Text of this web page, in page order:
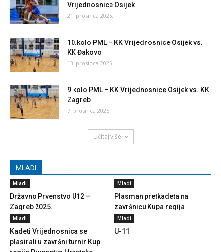
Vrijednosnice Osijek
21. prosinca 2025.
10.kolo PML – KK Vrijednosnice Osijek vs.
KK Đakovo
13. prosinca 2025.
9.kolo PML – KK Vrijednosnice Osijek vs. KK
Zagreb
7. prosinca 2025.
Učitaj više
MLADI
Mladi
Državno Prvenstvo U12 –
Zagreb 2025.
Mladi
Plasman pretkadeta na
završnicu Kupa regija
Mladi
Kadeti Vrijednosnica se
plasirali u završni turnir Kup
Mladi
U-11